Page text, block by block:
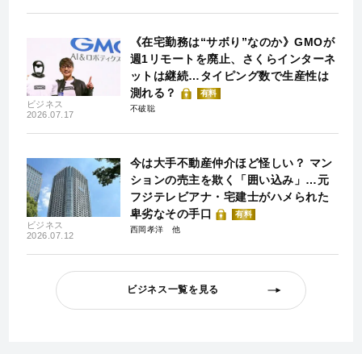
ビジネス
2026.07.17
《在宅勤務は“サボり”なのか》GMOが
週1リモートを廃止、さくらインターネ
ットは継続…タイピング数で生産性は
測れる？
有料
不破聡
ビジネス
2026.07.12
今は大手不動産仲介ほど怪しい？ マン
ションの売主を欺く「囲い込み」…元
フジテレビアナ・宅建士がハメられた
卑劣なその手口
有料
西岡孝洋
ビジネス一覧を見る